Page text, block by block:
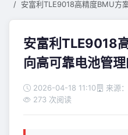
安富利TLE9018高精度BMU方
安富利TLE9018
向高可靠电池管
2026-04-18 11:10 来源：
273 次阅读